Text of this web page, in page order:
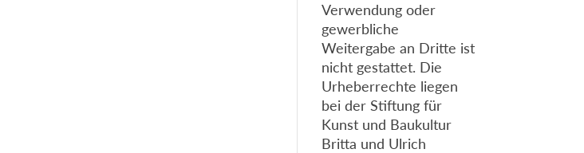
Verwendung oder
gewerbliche
Weitergabe an Dritte ist
nicht gestattet. Die
Urheberrechte liegen
bei der Stiftung für
Kunst und Baukultur
Britta und Ulrich